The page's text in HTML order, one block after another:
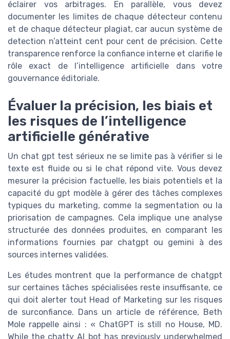
éclairer vos arbitrages. En parallèle, vous devez
documenter les limites de chaque détecteur contenu
et de chaque détecteur plagiat, car aucun système de
detection n’atteint cent pour cent de précision. Cette
transparence renforce la confiance interne et clarifie le
rôle exact de l’intelligence artificielle dans votre
gouvernance éditoriale.
Évaluer la précision, les biais et
les risques de l’intelligence
artificielle générative
Un chat gpt test sérieux ne se limite pas à vérifier si le
texte est fluide ou si le chat répond vite. Vous devez
mesurer la précision factuelle, les biais potentiels et la
capacité du gpt modèle à gérer des tâches complexes
typiques du marketing, comme la segmentation ou la
priorisation de campagnes. Cela implique une analyse
structurée des données produites, en comparant les
informations fournies par chatgpt ou gemini à des
sources internes validées.
Les études montrent que la performance de chatgpt
sur certaines tâches spécialisées reste insuffisante, ce
qui doit alerter tout Head of Marketing sur les risques
de surconfiance. Dans un article de référence, Beth
Mole rappelle ainsi : « ChatGPT is still no House, MD.
While the chatty AI bot has previously underwhelmed